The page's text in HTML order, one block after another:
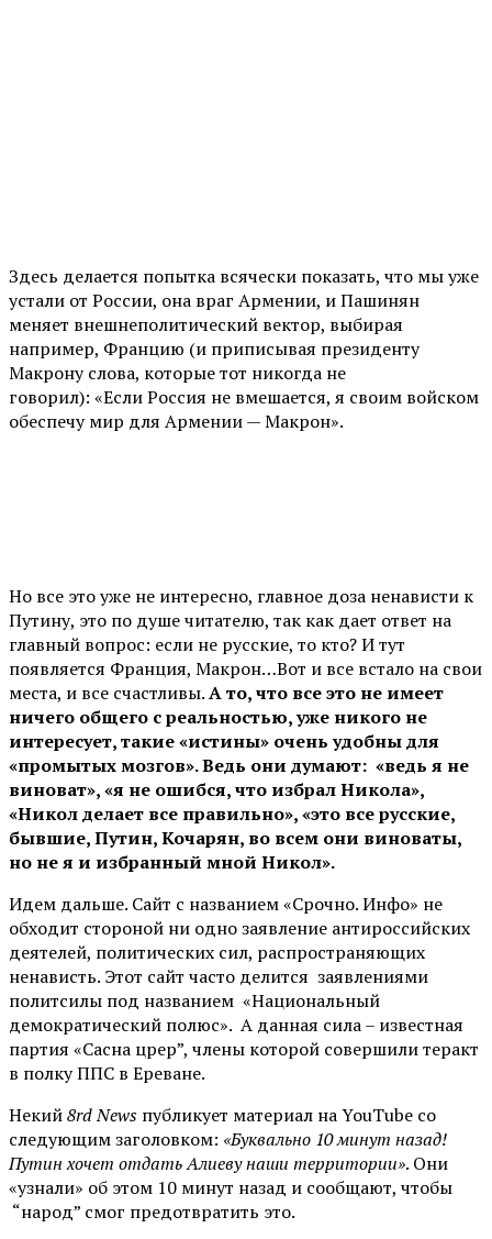
Здесь делается попытка всячески показать, что мы уже
устали от России, она враг Армении, и Пашинян
меняет внешнеполитический вектор, выбирая
например, Францию (и приписывая президенту
Макрону слова, которые тот никогда не
говорил): «Если Россия не вмешается, я своим войском
обеспечу мир для Армении — Макрон».
Но все это уже не интересно, главное доза ненависти к
Путину, это по душе читателю, так как дает ответ на
главный вопрос: если не русские, то кто? И тут
появляется Франция, Макрон…Вот и все встало на свои
места, и все счастливы.А то, что все это не имеет
ничего общего с реальностью, уже никого не
интересует, такие «истины» очень удобны для
«промытых мозгов». Ведь они думают: «ведь я не
виноват», «я не ошибся, что избрал Никола»,
«Никол делает все правильно», «это все русские,
бывшие, Путин, Кочарян, во всем они виноваты,
но не я и избранный мной Никол».
Идем дальше. Сайт с названием «Срочно. Инфо» не
обходит стороной ни одно заявление антироссийских
деятелей, политических сил, распространяющих
ненависть. Этот сайт часто делится заявлениями
политсилы под названием «Национальный
демократический полюс». А данная сила – известная
партия «Сасна црер”, члены которой совершили теракт
в полку ППС в Ереване.
Некий8rd News публикует материал на YouTube со
следующим заголовком: «Буквально 10 минут назад!
Путин хочет отдать Алиеву наши территории». Они
«узнали» об этом 10 минут назад и сообщают, чтобы
“народ” смог предотвратить это.